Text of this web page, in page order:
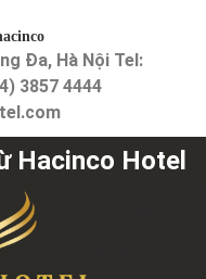
Đa, Hà Nội Tel:
3857 4444
Hacinco Hotel